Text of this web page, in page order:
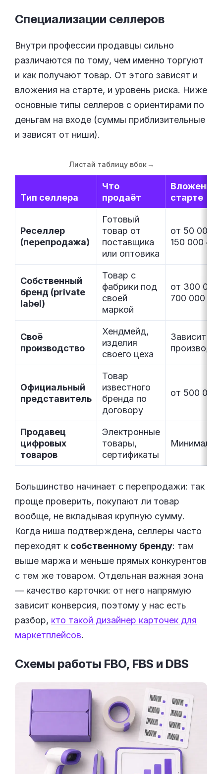
Специализации селлеров
Внутри профессии продавцы сильно
различаются по тому, чем именно торгуют
и как получают товар. От этого зависят и
вложения на старте, и уровень риска. Ниже
основные типы селлеров с ориентирами по
деньгам на входе (суммы приблизительные
и зависят от ниши).
Листай таблицу вбок →
Тип селлера
Что
продаёт
Вложения
старте
Реселлер
(перепродажа)
Готовый
товар от
поставщика
или оптовика
от 50 000–
150 000 ₽
Собственный
бренд (private
label)
Товар с
фабрики под
своей
маркой
от 300
700 000 ₽
Своё
производство
Хендмейд,
изделия
своего цеха
Зависит от
Официальный
представитель
Товар
известного
бренда по
договору
от 500 000
Продавец
цифровых
товаров
Электронные
товары,
сертификаты
Большинство начинает с перепродажи: так
проще проверить, покупают ли товар
вообще, не вкладывая крупную сумму.
Когда ниша подтверждена, селлеры часто
переходят к собственному бренду: там
выше маржа и меньше прямых конкурентов
с тем же товаром. Отдельная важная зона
— качество карточки: от него напрямую
зависит конверсия, поэтому у нас есть
разбор, кто такой дизайнер карточек для
маркетплейсов.
Схемы работы FBO, FBS и DBS